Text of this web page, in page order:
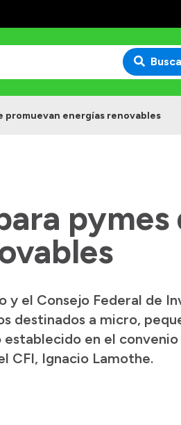
promuevan energías renovables
pymes
el Consejo Federal de
destinados a micro,
en el
CFI, Ignacio Lamothe.